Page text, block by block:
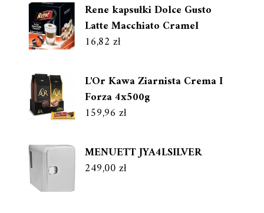
Rene kapsułki Dolce Gusto
Latte Macchiato Cramel
16,82 zł
L'Or Kawa Ziarnista Crema I
Forza 4x500g
159,96 zł
MENUETT JYA4LSILVER
249,00zł